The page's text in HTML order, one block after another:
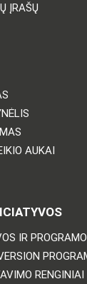
ĮRAŠŲ
AUKAI
IR
RENGINIAI